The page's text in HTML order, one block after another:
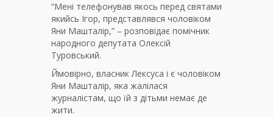
“Мені телефонував якось перед святами
якийсь Ігор, представлявся чоловіком
Яни Машталір,” – розповідає помічник
народного депутата Олексій
Туровський.
Ймовірно, власник Лексуса і є чоловіком
Яни Машталір, яка жалілася
журналістам, що їй з дітьми немає де
жити.